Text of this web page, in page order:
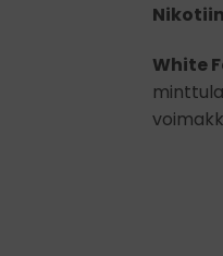
White